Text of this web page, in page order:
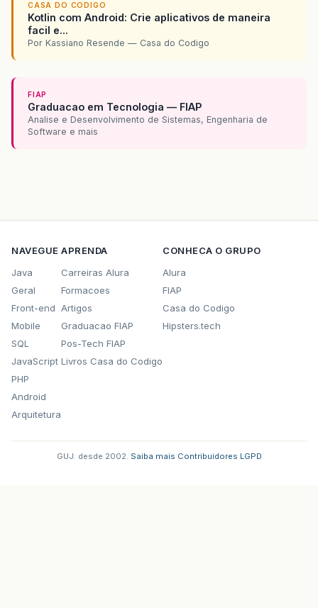
CASA DO CODIGO
Kotlin com Android: Crie aplicativos de maneira
facil e...
Por Kassiano Resende — Casa do Codigo
FIAP
Graduacao em Tecnologia — FIAP
Analise e Desenvolvimento de Sistemas, Engenharia de
Software e mais
NAVEGUE
Java
Geral
Front-end
Mobile
SQL
JavaScript
PHP
Android
Arquitetura
APRENDA
Carreiras Alura
Formacoes
Artigos
Graduacao FIAP
Pos-Tech FIAP
Livros Casa do Codigo
CONHECA O GRUPO
Alura
FIAP
Casa do Codigo
Hipsters.tech
GUJ: desde 2002. Saiba mais Contribuidores LGPD